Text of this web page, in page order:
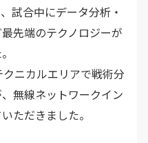
試合中にデータ分析・
先端のテクノロジーが
ニカルエリアで戦術分
無線ネットワークイン
ただきました。